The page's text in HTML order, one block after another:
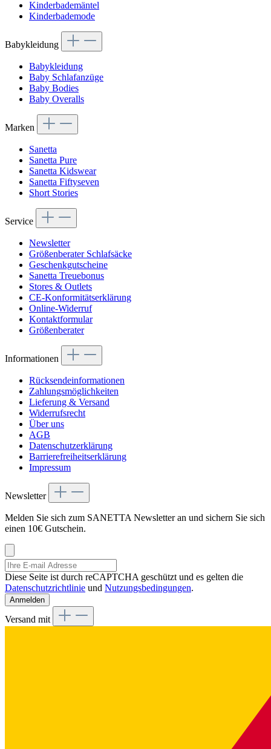
Kinderbademäntel
Kinderbademode
Babykleidung
Babykleidung
Baby Schlafanzüge
Baby Bodies
Baby Overalls
Marken
Sanetta
Sanetta Pure
Sanetta Kidswear
Sanetta Fiftyseven
Short Stories
Service
Newsletter
Größenberater Schlafsäcke
Geschenkgutscheine
Sanetta Treuebonus
Stores & Outlets
CE-Konformitätserklärung
Online-Widerruf
Kontaktformular
Größenberater
Informationen
Rücksendeinformationen
Zahlungsmöglichkeiten
Lieferung & Versand
Widerrufsrecht
Über uns
AGB
Datenschutzerklärung
Barrierefreiheitserklärung
Impressum
Newsletter
Melden Sie sich zum SANETTA Newsletter an und sichern Sie sich
einen 10€ Gutschein.
Diese Seite ist durch reCAPTCHA geschützt und es gelten die
Datenschutzrichtlinie und Nutzungsbedingungen.
Anmelden
Versand mit